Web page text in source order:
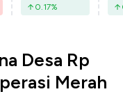
0.17%
Desa Rp
Merah